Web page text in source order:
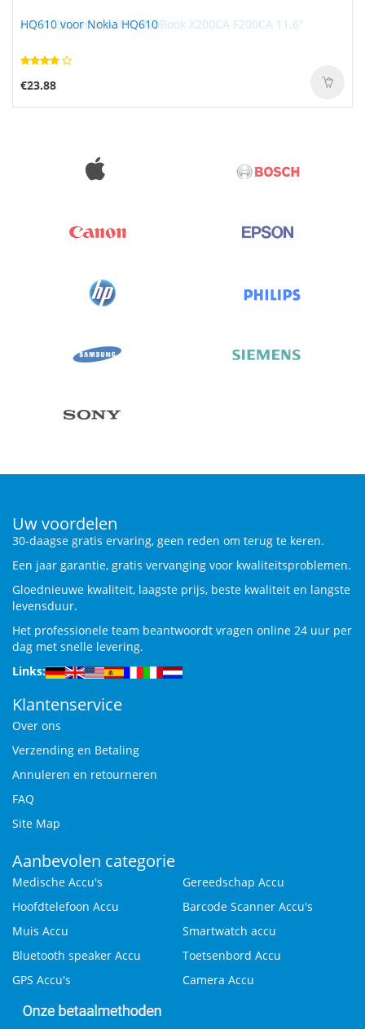
HQ610 voor Nokia HQ610
€23.88
Uw voordelen
30-daagse gratis ervaring, geen reden om terug te keren.
Een jaar garantie, gratis vervanging voor kwaliteitsproblemen.
Gloednieuwe kwaliteit, laagste prijs, beste kwaliteit en langste
levensduur.
Het professionele team beantwoordt vragen online 24 uur per
dag met snelle levering.
Links:
Klantenservice
Over ons
Verzending en Betaling
Annuleren en retourneren
FAQ
Site Map
Aanbevolen categorie
Medische Accu's
Gereedschap Accu
Hoofdtelefoon Accu
Barcode Scanner Accu's
Muis Accu
Smartwatch accu
Bluetooth speaker Accu
Toetsenbord Accu
GPS Accu's
Camera Accu